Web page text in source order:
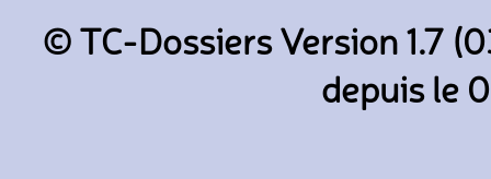
© TC-Dossiers Version 1.7
depuis le